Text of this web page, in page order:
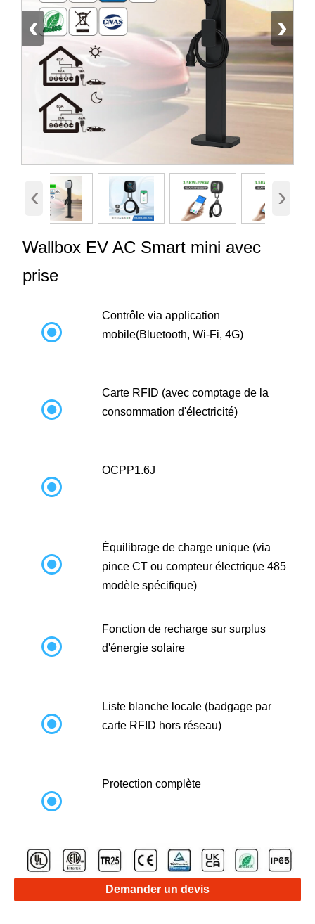
‹ ›
‹ ›
Wallbox EV AC Smart mini avec
prise

Contrôle via application
mobile(Bluetooth, Wi-Fi, 4G)

Carte RFID (avec comptage de la
consommation d'électricité)

OCPP1.6J

Équilibrage de charge unique (via
pince CT ou compteur électrique 485
modèle spécifique)

Fonction de recharge sur surplus
d'énergie solaire

Liste blanche locale (badgage par
carte RFID hors réseau)

Protection complète
Demander un devis